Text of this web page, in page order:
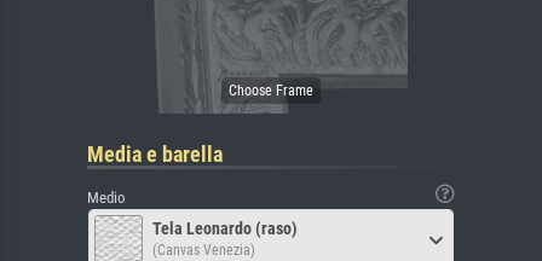
Media e barella
Medio
Tela Leonardo (raso)
(Canvas Venezia)